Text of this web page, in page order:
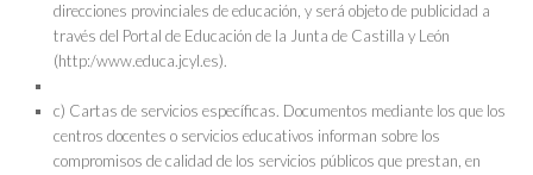
direcciones provinciales de educación, y será objeto de publicidad a
través del Portal de Educación de la Junta de Castilla y León
(http:/www.educa.jcyl.es).
c) Cartas de servicios específicas. Documentos mediante los que los
centros docentes o servicios educativos informan sobre los
compromisos de calidad de los servicios públicos que prestan, en